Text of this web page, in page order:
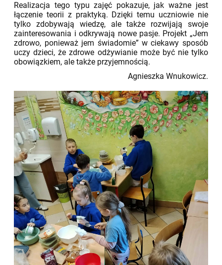
Realizacja tego typu zajęć pokazuje, jak ważne jest
łączenie teorii z praktyką. Dzięki temu uczniowie nie
tylko zdobywają wiedzę, ale także rozwijają swoje
zainteresowania i odkrywają nowe pasje. Projekt „Jem
zdrowo, ponieważ jem świadomie” w ciekawy sposób
uczy dzieci, że zdrowe odżywianie może być nie tylko
obowiązkiem, ale także przyjemnością.
Agnieszka Wnukowicz.